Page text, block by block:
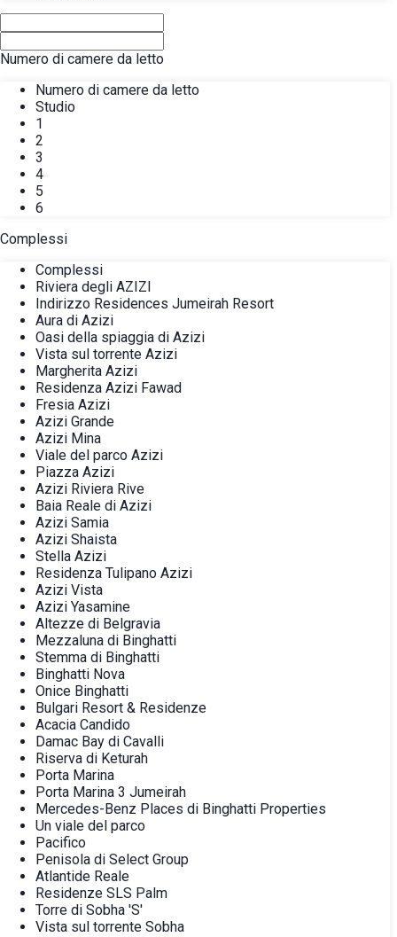
Numero di camere da letto
Numero di camere da letto
Studio
1
2
3
4
5
6
Complessi
Complessi
Riviera degli AZIZI
Indirizzo Residences Jumeirah Resort
Aura di Azizi
Oasi della spiaggia di Azizi
Vista sul torrente Azizi
Margherita Azizi
Residenza Azizi Fawad
Fresia Azizi
Azizi Grande
Azizi Mina
Viale del parco Azizi
Piazza Azizi
Azizi Riviera Rive
Baia Reale di Azizi
Azizi Samia
Azizi Shaista
Stella Azizi
Residenza Tulipano Azizi
Azizi Vista
Azizi Yasamine
Altezze di Belgravia
Mezzaluna di Binghatti
Stemma di Binghatti
Binghatti Nova
Onice Binghatti
Bulgari Resort & Residenze
Acacia Candido
Damac Bay di Cavalli
Riserva di Keturah
Porta Marina
Porta Marina 3 Jumeirah
Mercedes-Benz Places di Binghatti Properties
Un viale del parco
Pacifico
Penisola di Select Group
Atlantide Reale
Residenze SLS Palm
Torre di Sobha 'S'
Vista sul torrente Sobha